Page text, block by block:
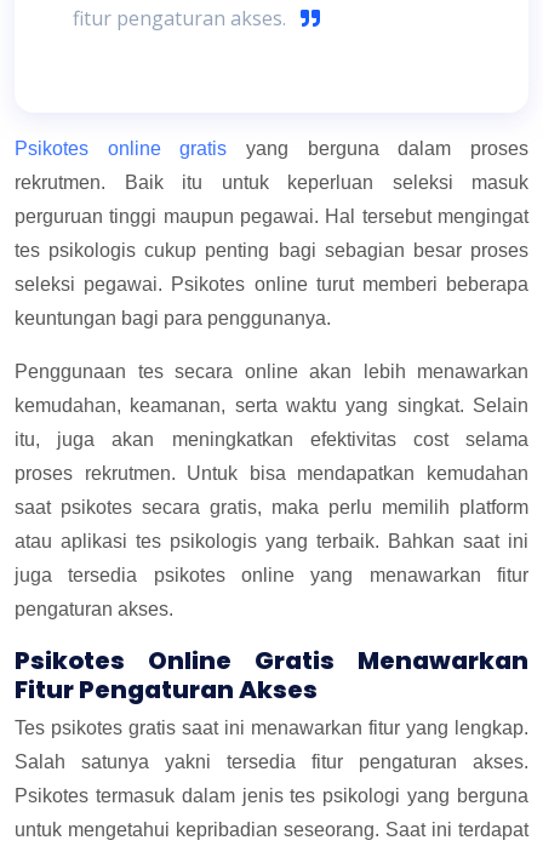
fitur pengaturan akses.
Psikotes online gratis yang berguna dalam proses
rekrutmen. Baik itu untuk keperluan seleksi masuk
perguruan tinggi maupun pegawai. Hal tersebut mengingat
tes psikologis cukup penting bagi sebagian besar proses
seleksi pegawai. Psikotes online turut memberi beberapa
keuntungan bagi para penggunanya.
Penggunaan tes secara online akan lebih menawarkan
kemudahan, keamanan, serta waktu yang singkat. Selain
itu, juga akan meningkatkan efektivitas cost selama
proses rekrutmen. Untuk bisa mendapatkan kemudahan
saat psikotes secara gratis, maka perlu memilih platform
atau aplikasi tes psikologis yang terbaik. Bahkan saat ini
juga tersedia psikotes online yang menawarkan fitur
pengaturan akses.
Psikotes Online Gratis Menawarkan
Fitur Pengaturan Akses
Tes psikotes gratis saat ini menawarkan fitur yang lengkap.
Salah satunya yakni tersedia fitur pengaturan akses.
Psikotes termasuk dalam jenis tes psikologi yang berguna
untuk mengetahui kepribadian seseorang. Saat ini terdapat